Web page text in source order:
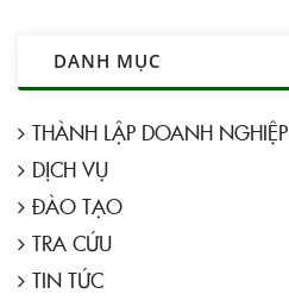
DANH MỤC
THÀNH LẬP DOANH NGHIỆP
DỊCH VỤ
ĐÀO TẠO
TRA CỨU
TIN TỨC